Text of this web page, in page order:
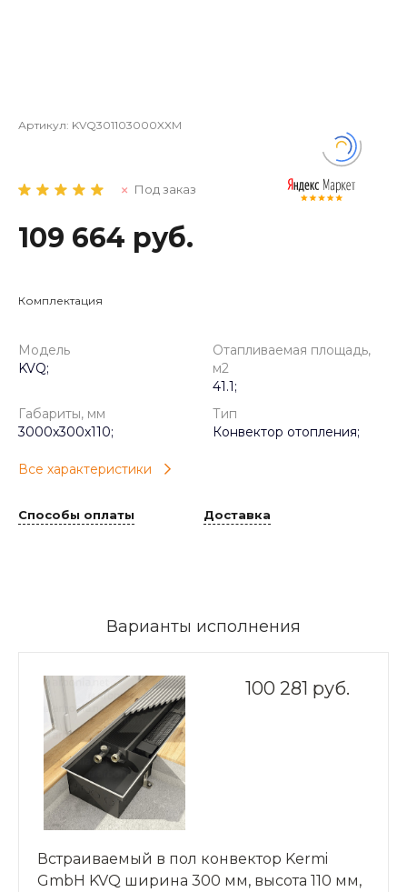
Артикул: KVQ301103000XXM
Под заказ
109 664 руб.
Комплектация
Модель
KVQ;
Отапливаемая площадь,
м2
41.1;
Габариты, мм
3000x300x110;
Тип
Конвектор отопления;
Все характеристики
Способы оплаты Доставка
Варианты исполнения
100 281 руб.
Встраиваемый в пол конвектор Kermi
GmbH KVQ ширина 300 мм, высота 110 мм,